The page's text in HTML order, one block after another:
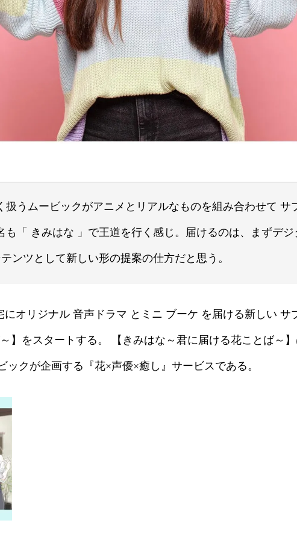
うムービックがアニメとリアルなものを組み合わせて サ
も「 きみはな 」で王道を行く感じ。届けるのは、まずデ
ンツとして新しい形の提案の仕方だと思う。
オリジナル 音声ドラマ とミニ ブーケ を届ける新しい サ
】をスタートする。 【きみはな～君に届ける花ことば～
クが企画する『花×声優×癒し』サービスである。